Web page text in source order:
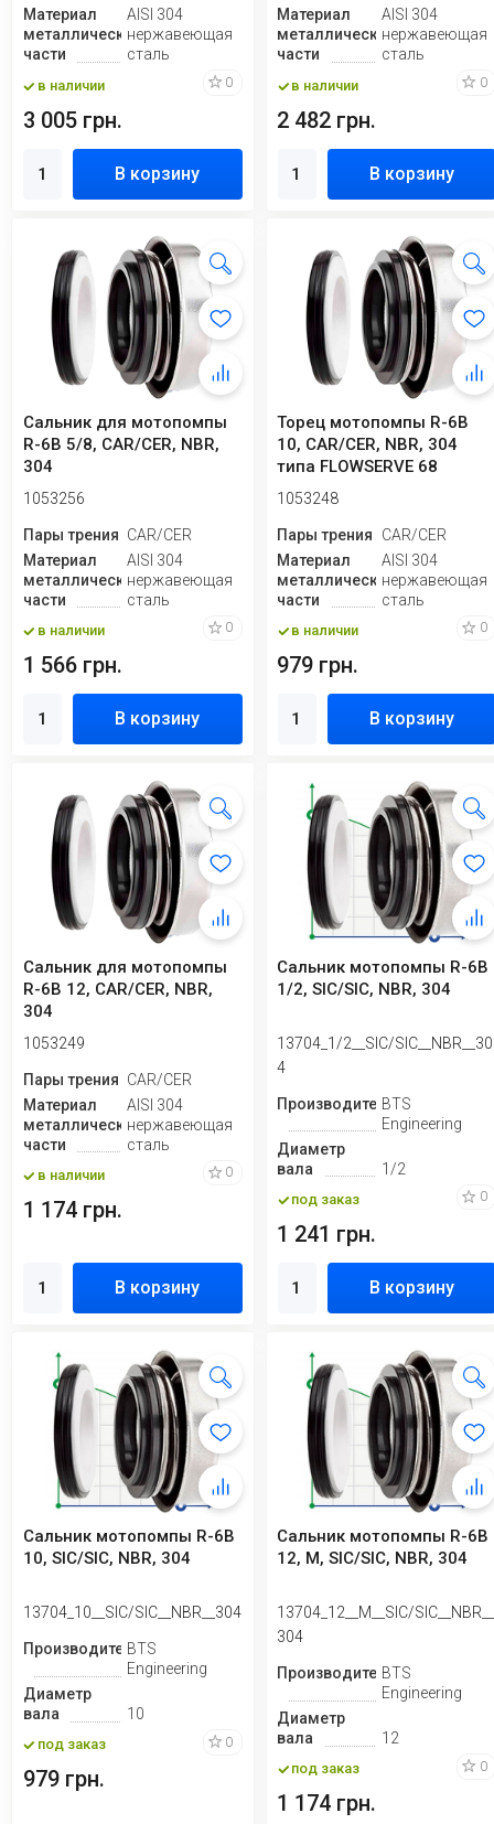
Материал
металлической
части
AISI 304
нержавеющая
сталь
в наличии 0
3 005 грн.
В корзину
Материал
металлической
части
AISI 304
нержавеющая
сталь
в наличии 0
2 482 грн.
В корзину
Сальник для мотопомпы
R-6B 5/8, CAR/CER, NBR,
304
1053256
Пары трения CAR/CER
Материал
металлической
части
AISI 304
нержавеющая
сталь
в наличии 0
1 566 грн.
В корзину
Торец мотопомпы R-6B
10, CAR/CER, NBR, 304
типа FLOWSERVE 68
1053248
Пары трения
CAR/CER
Материал
металлической
части
AISI 304
нержавеющая
сталь
в наличии 0
979 грн.
В корзину
Сальник для мотопомпы
R-6B 12, CAR/CER, NBR,
304
1053249
Пары трения CAR/CER
Материал
металлической
части
AISI 304
нержавеющая
сталь
в наличии 0
1 174 грн.
В корзину
Сальник мотопомпы R-6B
1/2, SIC/SIC, NBR, 304
13704_1/2__SIC/SIC__NBR__30
4
ПроизводительBTS
Engineering
Диаметр
вала
1/2
под заказ 0
1 241 грн.
В корзину
Сальник мотопомпы R-6B
10, SIC/SIC, NBR, 304
13704_10__SIC/SIC__NBR__304
ПроизводительBTS
Engineering
Диаметр
вала
10
под заказ 0
979 грн.
Сальник мотопомпы R-6B
12, M, SIC/SIC, NBR, 304
13704_12__M__SIC/
304
ПроизводительBTS
Engineering
Диаметр
вала
12
под заказ 0
1 174 грн.